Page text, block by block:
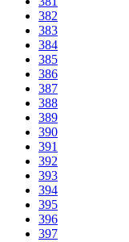
382
383
384
385
386
387
388
389
390
391
392
393
394
395
396
397